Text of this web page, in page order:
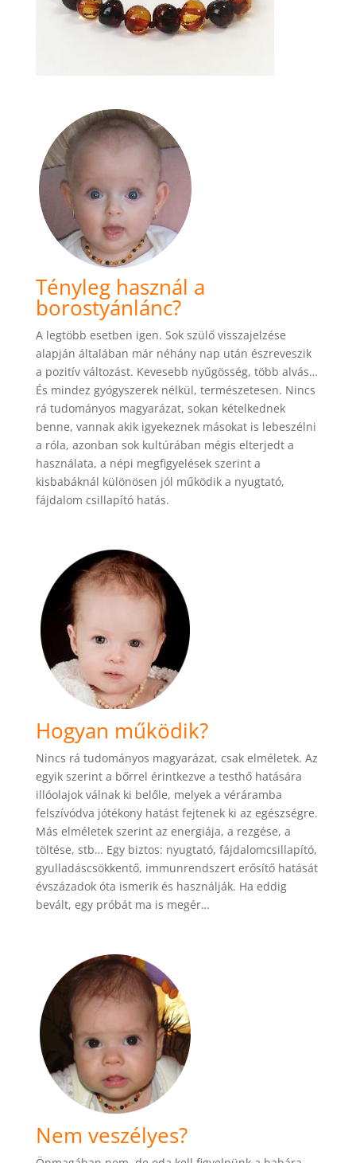
Tényleg használ a
borostyánlánc?
A legtöbb esetben igen. Sok szülő visszajelzése
alapján általában már néhány nap után észreveszik
a pozitív változást. Kevesebb nyűgösség, több alvás…
És mindez gyógyszerek nélkül, természetesen. Nincs
rá tudományos magyarázat, sokan kételkednek
benne, vannak akik igyekeznek másokat is lebeszélni
a róla, azonban sok kultúrában mégis elterjedt a
használata, a népi megfigyelések szerint a
kisbabáknál különösen jól működik a nyugtató,
fájdalom csillapító hatás.
Hogyan működik?
Nincs rá tudományos magyarázat, csak elméletek. Az
egyik szerint a bőrrel érintkezve a testhő hatására
illóolajok válnak ki belőle, melyek a véráramba
felszívódva jótékony hatást fejtenek ki az egészségre.
Más elméletek szerint az energiája, a rezgése, a
töltése, stb… Egy biztos: nyugtató, fájdalomcsillapító,
gyulladáscsökkentő, immunrendszert erősítő hatását
évszázadok óta ismerik és használják. Ha eddig
bevált, egy próbát ma is megér…
Nem veszélyes?